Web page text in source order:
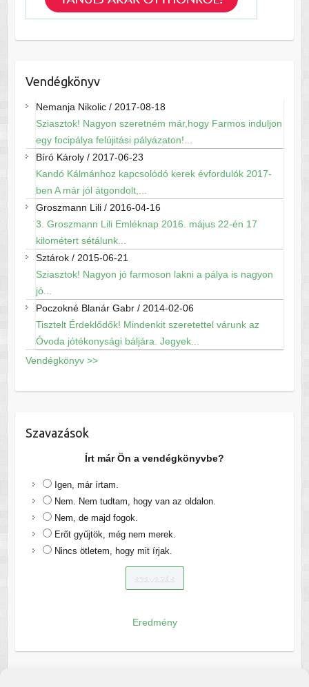
Vendégkönyv
Nemanja Nikolic/ 2017-08-18
Sziasztok! Nagyon szeretném már,hogy Farmos induljon
egy focipálya felújitási pályázaton!...
Bíró Károly/ 2017-06-23
Kandó Kálmánhoz kapcsolódó kerek évfordulók 2017-
ben A már jól átgondolt,...
Groszmann Lili/ 2016-04-16
3. Groszmann Lili Emléknap 2016. május 22-én 17
kilométert sétálunk...
Sztárok/ 2015-06-21
Sziasztok! Nagyon jó farmoson lakni a pálya is nagyon
jó...
Poczokné Blanár Gabr/ 2014-02-06
Tisztelt Érdeklődők! Mindenkit szeretettel várunk az
Óvoda jótékonysági báljára. Jegyek...
Vendégkönyv >>
Szavazások
Írt már Ön a vendégkönyvbe?
Igen, már írtam.
Nem. Nem tudtam, hogy van az oldalon.
Nem, de majd fogok.
Erőt gyűjtök, még nem merek.
Nincs ötletem, hogy mit írjak.
Eredmény